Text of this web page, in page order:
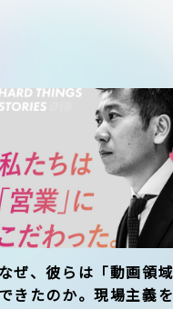
なぜ、彼らは「動画領
できたのか。現場主義